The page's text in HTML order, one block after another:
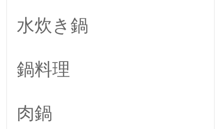
水炊き鍋
鍋料理
肉鍋